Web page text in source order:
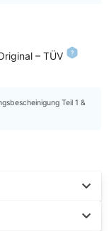
– TÜV
Teil 1 &